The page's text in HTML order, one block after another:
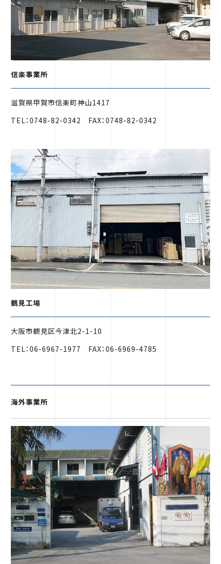
信楽事業所
滋賀県甲賀市信楽町神山1417
TEL：0748-82-0342 FAX：0748-82-0342
鶴見工場
大阪市鶴見区今津北2-1-10
TEL：06-6967-1977 FAX：06-6969-4785
海外事業所